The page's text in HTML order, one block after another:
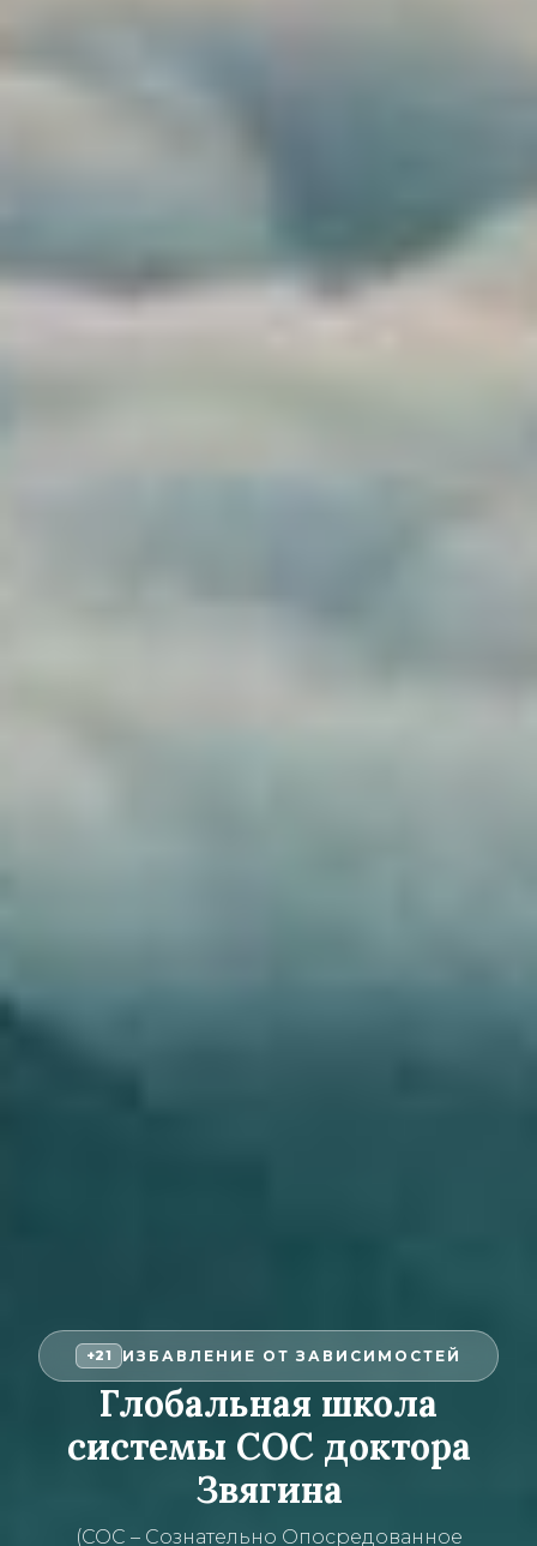
+21 ИЗБАВЛЕНИЕ ОТ ЗАВИСИМОСТЕЙ
Глобальная школа
системы СОС доктора
Звягина
(СОС – Сознательно Опосредованное